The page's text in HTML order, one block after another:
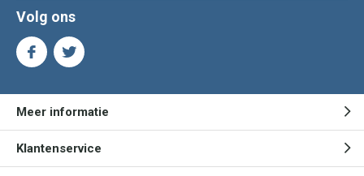
Volg ons
Meer informatie
Klantenservice